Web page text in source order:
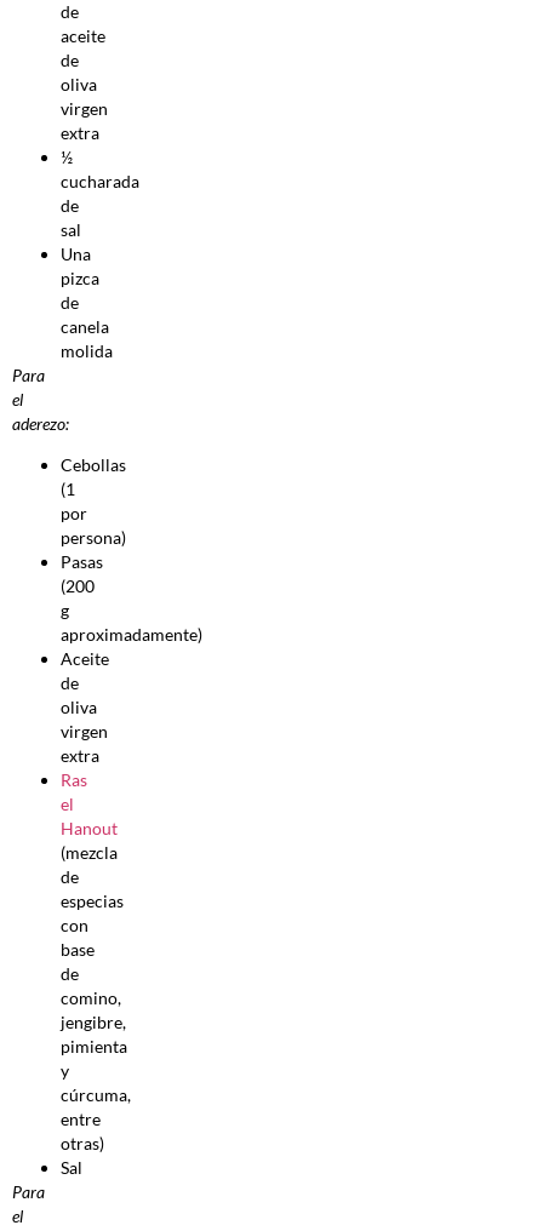
de
aceite
de
oliva
virgen
extra
½
cucharada
de
sal
Una
pizca
de
canela
molida
Para
el
aderezo:
Cebollas
(1
por
persona)
Pasas
(200
g
aproximadamente)
Aceite
de
oliva
virgen
extra
Ras
el
Hanout
(mezcla
de
especias
con
base
de
comino,
jengibre,
pimienta
y
cúrcuma,
entre
otras)
Sal
Para
el